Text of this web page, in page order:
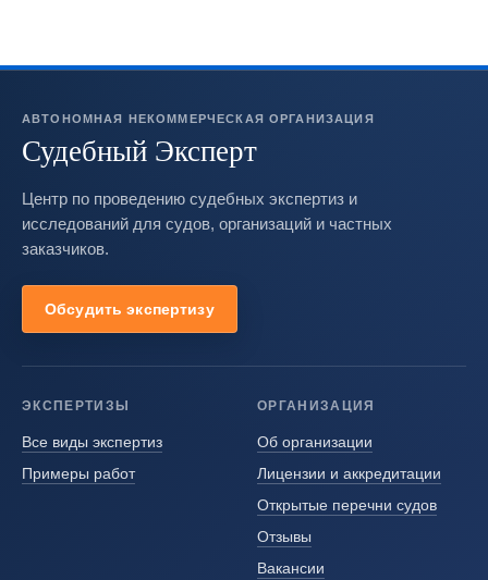
АВТОНОМНАЯ НЕКОММЕРЧЕСКАЯ ОРГАНИЗАЦИЯ
Судебный Эксперт
Центр по проведению судебных экспертиз и
исследований для судов, организаций и частных
заказчиков.
Обсудить экспертизу
ЭКСПЕРТИЗЫ
Все виды экспертиз
Примеры работ
ОРГАНИЗАЦИЯ
Об организации
Лицензии и аккредитации
Открытые перечни судов
Отзывы
Вакансии